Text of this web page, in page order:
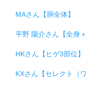
MAさん【胴全体】
平野 陽介さん【全身
HKさん【ヒゲ3部位】
KXさん【セレクト（